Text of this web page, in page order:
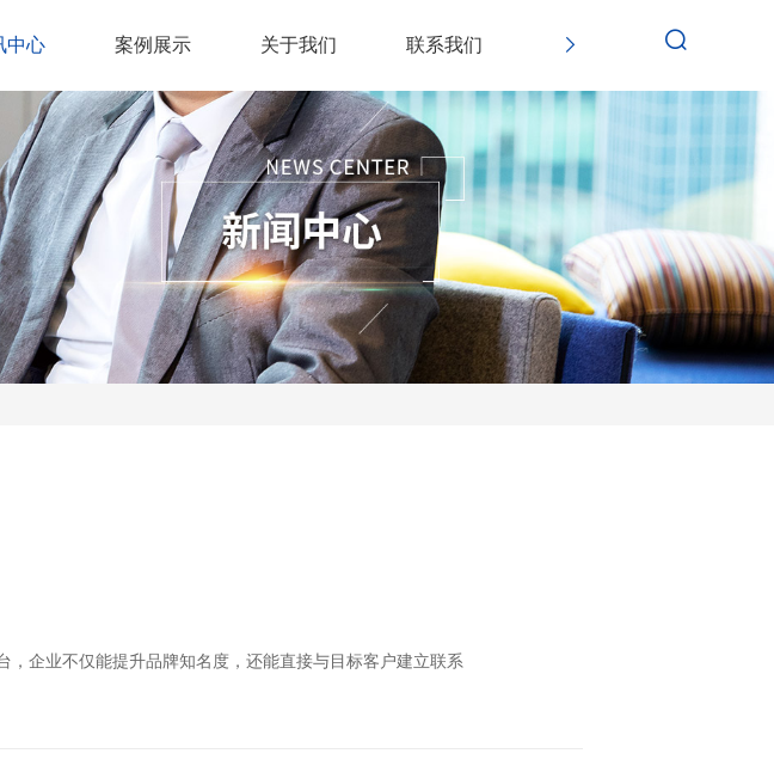
中心 案例展示 关于我们 联系我们 价格查询
企业不仅能提升品牌知名度，还能直接与目标客户建立联系